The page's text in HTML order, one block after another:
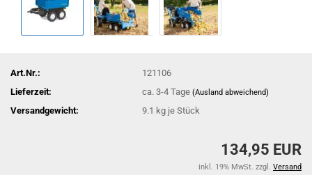
Art.Nr.:
121106
Lieferzeit:
ca. 3-4 Tage(Ausland abweichend)
Versandgewicht: 9.1 kg je Stück
134,95 EUR
inkl. 19% MwSt. zzgl. Versand